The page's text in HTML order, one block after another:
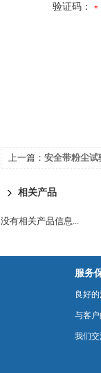
验证码：
上一篇： 安全带粉尘试
相关产品
没有相关产品信息...
服务
良好
与客
我们